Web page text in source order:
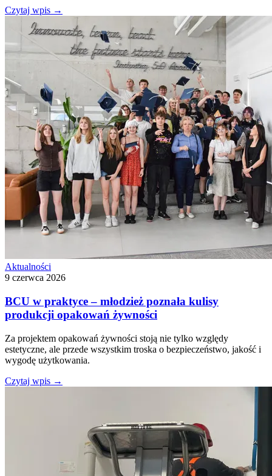
Czytaj wpis →
Aktualności
9 czerwca 2026
BCU w praktyce – młodzież poznała kulisy
produkcji opakowań żywności
Za projektem opakowań żywności stoją nie tylko względy
estetyczne, ale przede wszystkim troska o bezpieczeństwo, jakość i
wygodę użytkowania.
Czytaj wpis →